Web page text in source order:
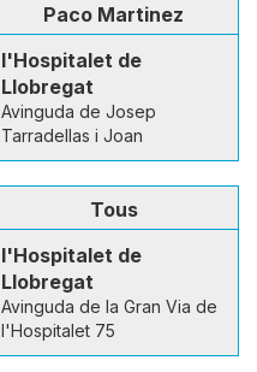
Paco Martinez
l'Hospitalet de
Llobregat
Avinguda de Josep
Tarradellas i Joan
Tous
l'Hospitalet de
Llobregat
Avinguda de la Gran Via de
l'Hospitalet 75